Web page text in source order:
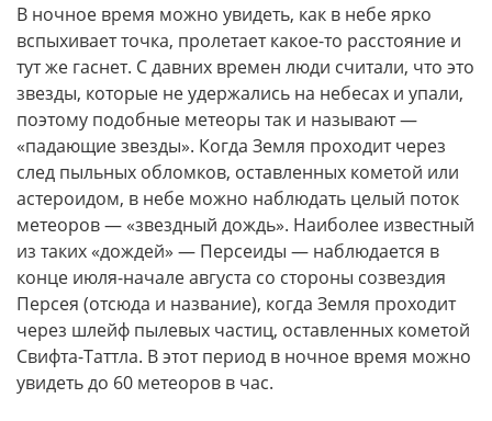
В ночное время можно увидеть, как в небе ярко
вспыхивает точка, пролетает какое-то расстояние и
тут же гаснет. С давних времен люди считали, что это
звезды, которые не удержались на небесах и упали,
поэтому подобные метеоры так и называют —
«падающие звезды». Когда Земля проходит через
след пыльных обломков, оставленных кометой или
астероидом, в небе можно наблюдать целый поток
метеоров — «звездный дождь». Наиболее известный
из таких «дождей» — Персеиды — наблюдается в
конце июля-начале августа со стороны созвездия
Персея (отсюда и название), когда Земля проходит
через шлейф пылевых частиц, оставленных кометой
Свифта-Таттла. В этот период в ночное время можно
увидеть до 60 метеоров в час.